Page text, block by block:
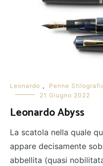
Leonardo , Penne
21 Giugno 2022
Leonardo Abyss
La scatola nella quale
appare decisamente
abbellita (quasi